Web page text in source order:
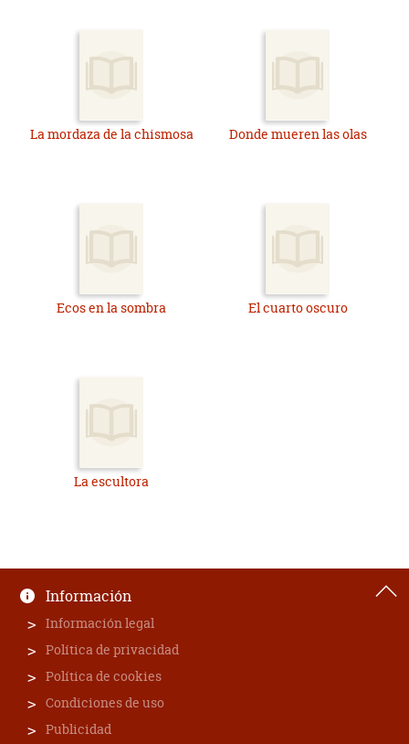
La mordaza de la chismosa Donde mueren las olas
Ecos en la sombra El cuarto oscuro
La escultora
Información
Información legal
Política de privacidad
Política de cookies
Condiciones de uso
Publicidad